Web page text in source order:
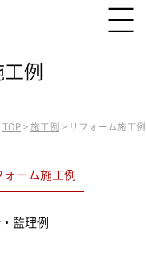
例
TOP > 施工例 > リフォーム施工例
ォーム施工例
監理例